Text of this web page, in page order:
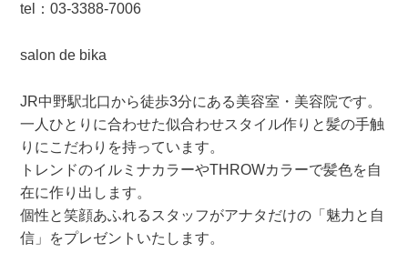
tel：03-3388-7006
salon de bika
JR中野駅北口から徒歩3分にある美容室・美容院です。
一人ひとりに合わせた似合わせスタイル作りと髪の手触
りにこだわりを持っています。
トレンドのイルミナカラーやTHROWカラーで髪色を自
在に作り出します。
個性と笑顔あふれるスタッフがアナタだけの「魅力と自
信」をプレゼントいたします。